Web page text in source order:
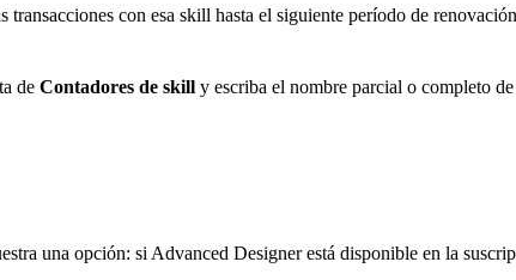
con esa skill hasta el siguiente período de
de Contadores de skill y escriba el nombre parcial o completo
una opción: si Advanced Designer está disponible en la